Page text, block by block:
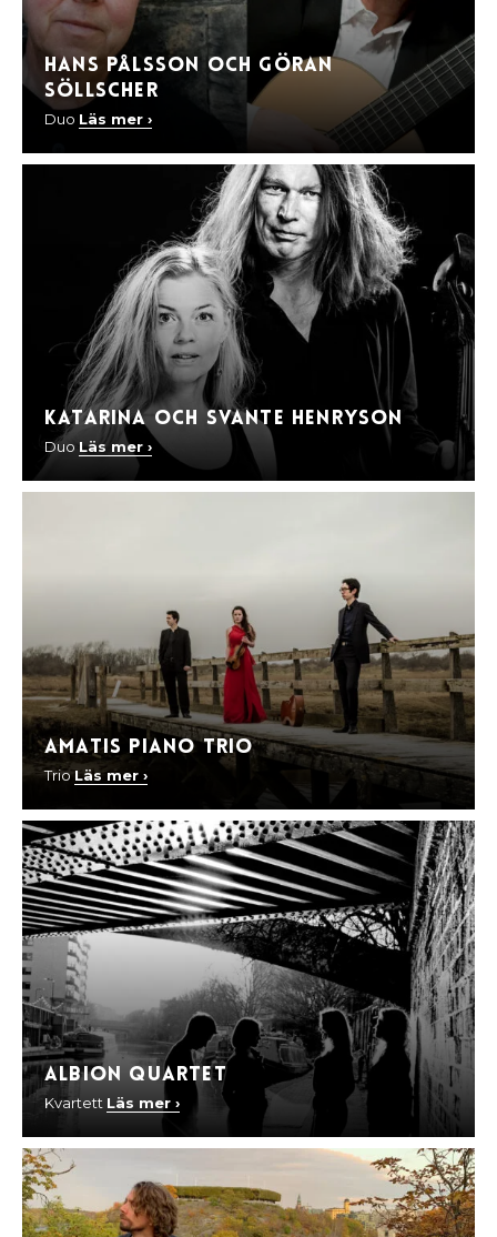
Hans Pålsson och Göran
Söllscher
Duo Läs mer ›
Katarina och Svante Henryson
DuoLäs mer ›
Amatis Piano Trio
TrioLäs mer ›
Albion Quartet
Kvartett Läs mer ›